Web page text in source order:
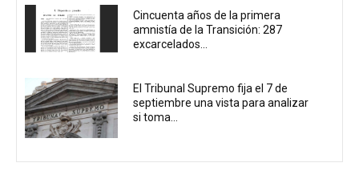
Cincuenta años de la primera
amnistía de la Transición: 287
excarcelados...
El Tribunal Supremo fija el 7 de
septiembre una vista para analizar
si toma...